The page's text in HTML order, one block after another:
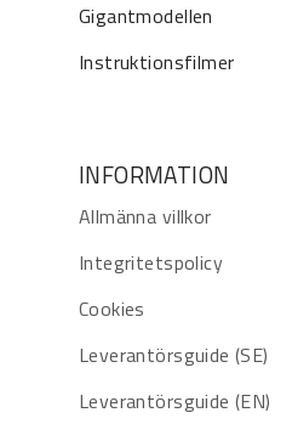
Gigantmodellen
Instruktionsfilmer
INFORMATION
Allmänna villkor
Integritetspolicy
Cookies
Leverantörsguide (SE)
Leverantörsguide (EN)